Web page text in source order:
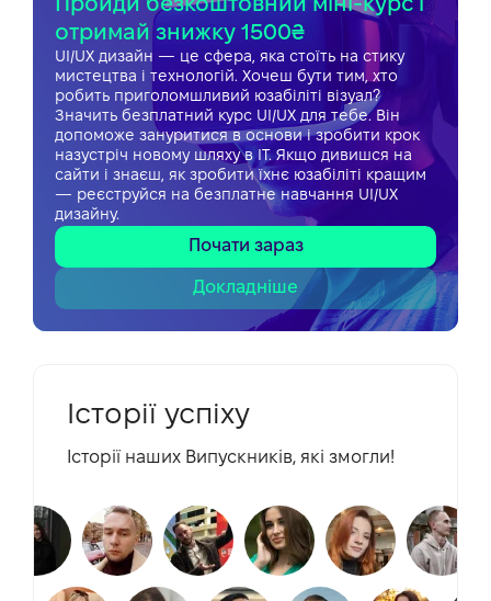
Пройди безкоштовний міні-курс і
отримай знижку 1500₴
UI/UX дизайн — це сфера, яка стоїть на стику
мистецтва і технологій. Хочеш бути тим, хто
робить приголомшливий юзабіліті візуал?
Значить безплатний курс UI/UX для тебе. Він
допоможе зануритися в основи і зробити крок
назустріч новому шляху в IT. Якщо дивишся на
сайти і знаєш, як зробити їхнє юзабіліті кращим
— реєструйся на безплатне навчання UI/UX
дизайну.
Почати зараз
Докладніше
Iсторії успіху
Історії наших Випускників, які змогли!